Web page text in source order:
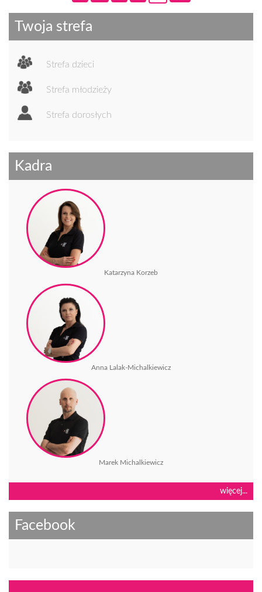
Twoja strefa
Strefa dzieci
Strefa młodzieży
Strefa dorosłych
Kadra
Katarzyna Korzeb
Anna Lalak-Michalkiewicz
Marek Michalkiewicz
więcej...
Facebook